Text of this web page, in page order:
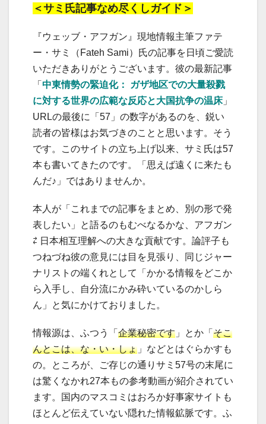
＜サミ氏記事なめ尽くしガイド＞
『ウェッブ・アフガン』現地情報主筆ファテ
ー・サミ（Fateh Sami）氏の記事を日頃ご愛読
いただきありがとうございます。彼の最新記事
「 中東情勢の緊迫化： ガザ地区での大量殺戮
に対する世界の広範な反応と大国抗争の温床」
URLの最後に「57」の数字があるのを、鋭い
読者の皆様はお気づきのことと思います。そう
です。このサイトの立ち上げ以来、サミ氏は57
本も書いてきたのです。「思えば遠くに来たも
んだ♪」ではありませんか。
本人が「これまでの記事をまとめ、別の形で発
表したい」と語るのもむべなるかな、アフガン
⇄ 日本相互理解への大きな貢献です。論評子も
つねづね彼の意見には目を見張り、同じジャー
ナリストの端くれとして「かかる情報をどこか
ら入手し、自分流にかみ砕いているのかしら
ん」と気にかけておりました。
情報源は、ふつう「 企業秘密です 」とか「 そこ
んとこは、な・い・しょ 」などとはぐらかすも
の。ところが、ご存じの通りサミ57号の末尾に
は驚くなかれ27本もの参考動画が紹介されてい
ます。国内のマスコミはおろか好事家サイトも
ほとんど伝えていない隠れた情報鉱脈です。ふ